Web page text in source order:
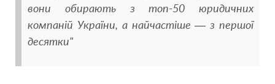
вони обирають з топ-50 юридичних
компаній України, а найчастіше — з першої
десятки"